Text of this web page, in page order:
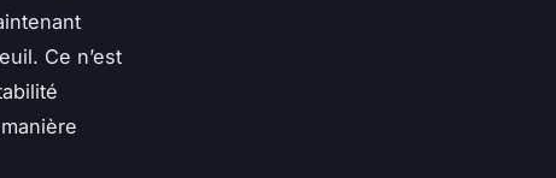
Ce n’est